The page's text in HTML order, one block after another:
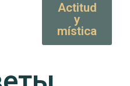
Actitud
y
mística